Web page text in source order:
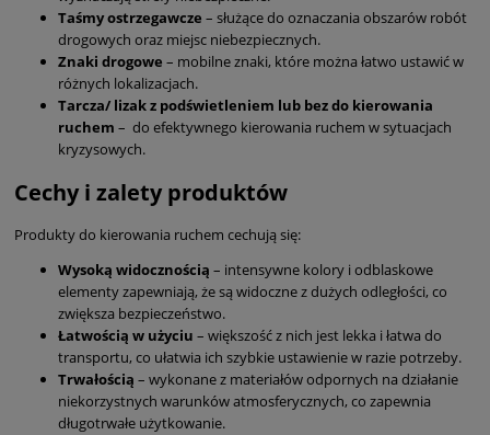
Taśmy ostrzegawcze – służące do oznaczania obszarów robót
drogowych oraz miejsc niebezpiecznych.
Znaki drogowe – mobilne znaki, które można łatwo ustawić w
różnych lokalizacjach.
Tarcza/ lizak z podświetleniem lub bez do kierowania
ruchem – do efektywnego kierowania ruchem w sytuacjach
kryzysowych.
Cechy i zalety produktów
Produkty do kierowania ruchem cechują się:
Wysoką widocznością – intensywne kolory i odblaskowe
elementy zapewniają, że są widoczne z dużych odległości, co
zwiększa bezpieczeństwo.
Łatwością w użyciu – większość z nich jest lekka i łatwa do
transportu, co ułatwia ich szybkie ustawienie w razie potrzeby.
Trwałością – wykonane z materiałów odpornych na działanie
niekorzystnych warunków atmosferycznych, co zapewnia
długotrwałe użytkowanie.